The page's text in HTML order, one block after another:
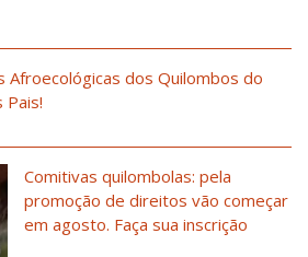
Afroecológicas dos Quilombos do
Pais!
Comitivas quilombolas: pela
promoção de direitos vão começar
em agosto. Faça sua inscrição